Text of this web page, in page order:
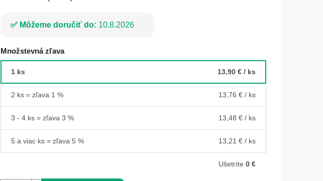
Môžeme doručiť do: 10.8.2026
Množstevná zľava
1 ks 13,90 € / ks
2 ks = zľava 1 % 13,76 € / ks
3 - 4 ks = zľava 3 % 13,48 € / ks
5 a viac ks = zľava 5 % 13,21 € / ks
Ušetríte 0 €